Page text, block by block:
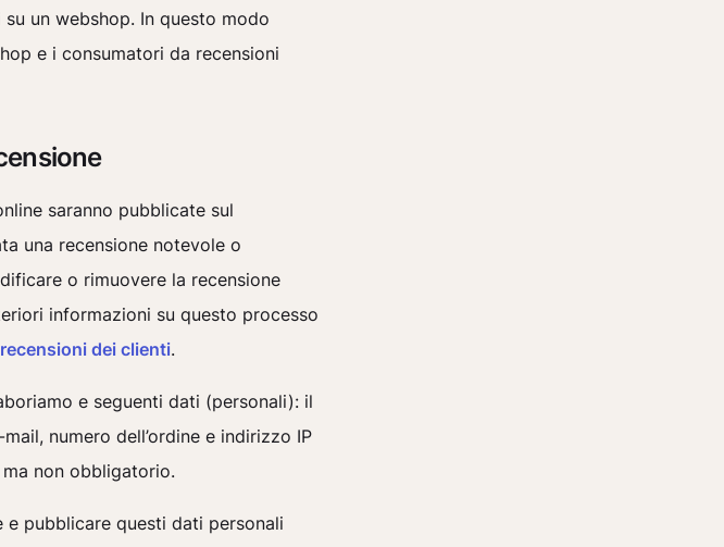
un webshop. In questo modo
e i consumatori da recensioni
saranno pubblicate sul
una recensione notevole o
o rimuovere la recensione
informazioni su questo processo
dei clienti.
e seguenti dati (personali): il
numero dell’ordine e indirizzo IP
non obbligatorio.
pubblicare questi dati personali